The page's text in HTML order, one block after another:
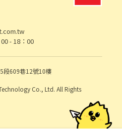
- 18：00
段609巷12號10樓
Co., Ltd. All Rights